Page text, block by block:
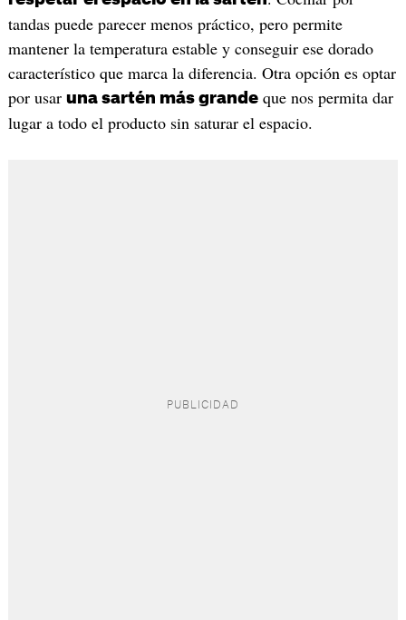
tandas puede parecer menos práctico, pero permite
mantener la temperatura estable y conseguir ese dorado
característico que marca la diferencia. Otra opción es optar
por usar una sartén más grandeque nos permita dar
lugar a todo el producto sin saturar el espacio.